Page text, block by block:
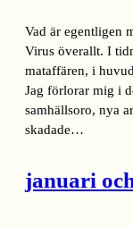
Vad är egentligen
Virus överallt. I
mataffären, i
Jag förlorar mig i
samhällsoro, nya
skadade…
januari